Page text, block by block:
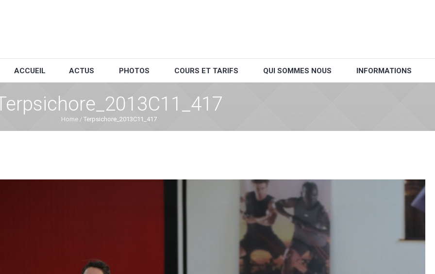
ACCUEIL ACTUS PHOTOS COURS ET TARIFS QUI SOMMES NOUS INFORMATIONS
Home / Terpsichore_2013C11_417